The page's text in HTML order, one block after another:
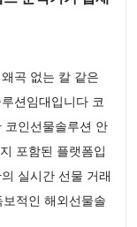
곡 없는 칼 같은
션임대입니다 코
코인선물솔루션 안
포함된 플랫폼입
실시간 선물 거래
적인 해외선물솔